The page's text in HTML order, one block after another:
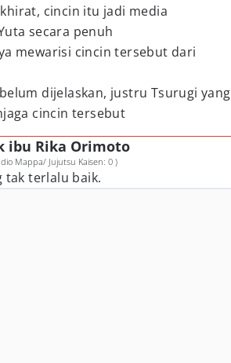
cincin itu jadi media
secara penuh
mewarisi cincin tersebut dari
dijelaskan, justru Tsurugi yang
cincin tersebut
ibu Rika Orimoto
Mappa/ Jujutsu Kaisen: 0 )
tak terlalu baik.